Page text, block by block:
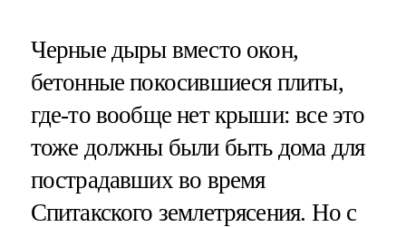
Черные дыры вместо окон,
бетонные покосившиеся плиты,
где-то вообще нет крыши: все это
тоже должны были быть дома для
пострадавших во время
Спитакского землетрясения. Но с